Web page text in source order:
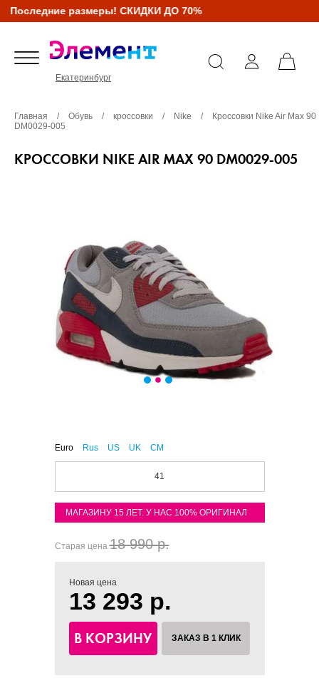
Последние размеры! СКИДКИ ДО 70%
Екатеринбург
Главная / Обувь / кроссовки / Nike /
Кроссовки Nike Air Max 90
DM0029-005
КРОССОВКИ NIKE AIR MAX 90 DM0029-005
Euro Rus US UK CM
41
МАГАЗИНУ 15 ЛЕТ. У НАС 100% ОРИГИНАЛ
Старая цена18 990 р.
Новая цена
13 293 р.
В КОРЗИНУ ЗАКАЗ В 1 КЛИК